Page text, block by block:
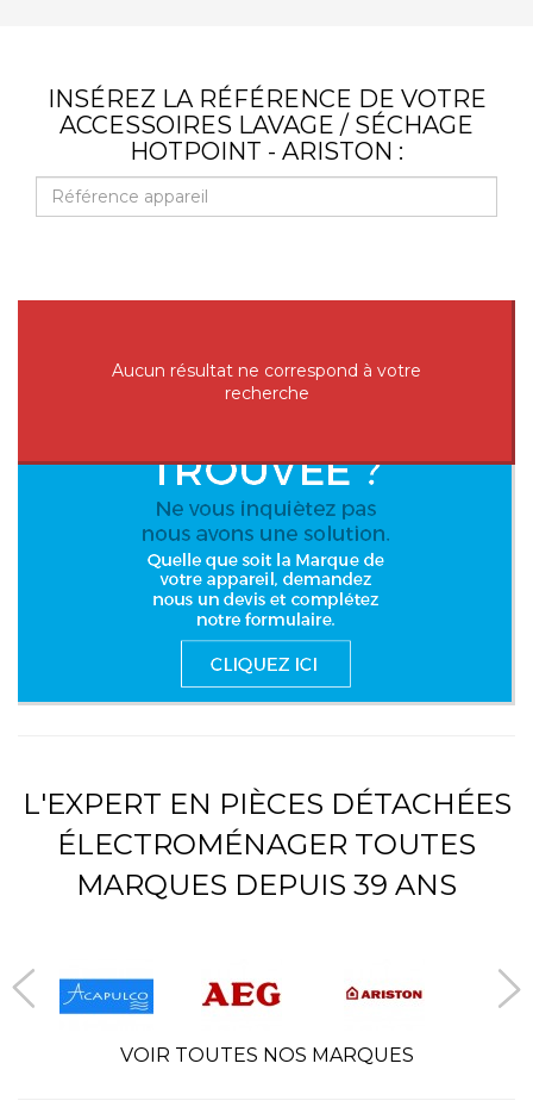
INSÉREZ LA RÉFÉRENCE DE VOTRE
ACCESSOIRES LAVAGE / SÉCHAGE
HOTPOINT - ARISTON :
Aucun résultat ne correspond à votre
recherche
L'EXPERT EN PIÈCES DÉTACHÉES
ÉLECTROMÉNAGER TOUTES
MARQUES DEPUIS 39 ANS
VOIR TOUTES NOS MARQUES